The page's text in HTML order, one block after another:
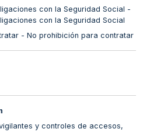
con la Seguridad Social -
con la Seguridad Social
- No prohibición para contratar
y controles de accesos,